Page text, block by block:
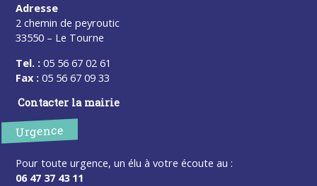
Adresse
2 chemin de peyroutic
33550 – Le Tourne
Tel. : 05 56 67 02 61
Fax : 05 56 67 09 33
Contacter la mairie
Urgence
Pour toute urgence, un élu à votre écoute au :
06 47 37 43 11